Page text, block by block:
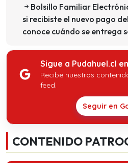
Bolsillo Familiar
si recibiste el nuevo pago
conoce cuándo se entrega
Sigue a Pudahuel.cl
Recibe nuestros
feed.
Seguir en
CONTENIDO